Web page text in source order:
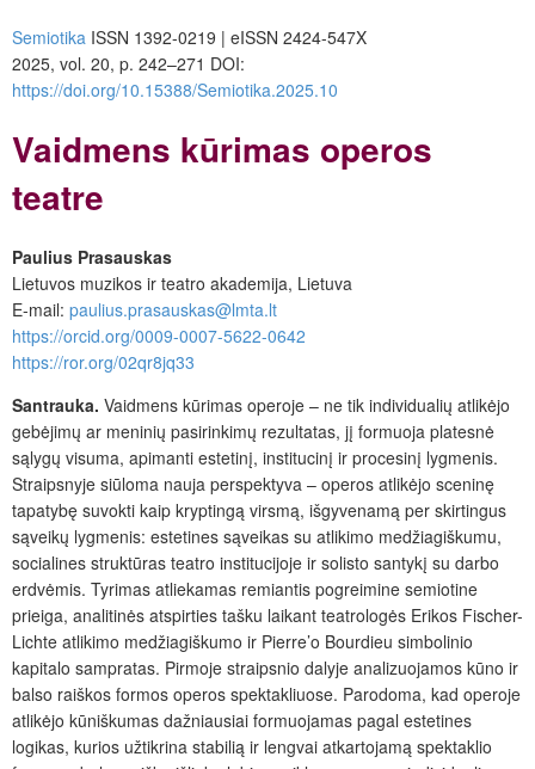
Semiotika ISSN 1392-0219 | eISSN 2424-547X
2025, vol. 20, p. 242–271 DOI:
https://doi.org/10.15388/Semiotika.2025.10
Vaidmens kūrimas operos
teatre
Paulius Prasauskas
Lietuvos muzikos ir teatro akademija, Lietuva
E-mail: paulius.prasauskas@lmta.lt
https://orcid.org/0009-0007-5622-0642
https://ror.org/02qr8jq33
Santrauka. Vaidmens kūrimas operoje – ne tik individualių atlikėjo
gebėjimų ar meninių pasirinkimų rezultatas, jį formuoja platesnė
sąlygų visuma, apimanti estetinį, institucinį ir procesinį lygmenis.
Straipsnyje siūloma nauja perspektyva – operos atlikėjo sceninę
tapatybę suvokti kaip kryptingą virsmą, išgyvenamą per skirtingus
sąveikų lygmenis: estetines sąveikas su atlikimo medžiagiškumu,
socialines struktūras teatro institucijoje ir solisto santykį su darbo
erdvėmis. Tyrimas atliekamas remiantis pogreimine semiotine
prieiga, analitinės atspirties tašku laikant teatrologės Erikos Fischer-
Lichte atlikimo medžiagiškumo ir Pierre’o Bourdieu simbolinio
kapitalo sampratas. Pirmoje straipsnio dalyje analizuojamos kūno ir
balso raiškos formos operos spektakliuose. Parodoma, kad operoje
atlikėjo kūniškumas dažniausiai formuojamas pagal estetines
logikas, kurios užtikrina stabilią ir lengvai atkartojamą spektaklio